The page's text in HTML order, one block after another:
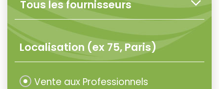
Vente aux Professionnels